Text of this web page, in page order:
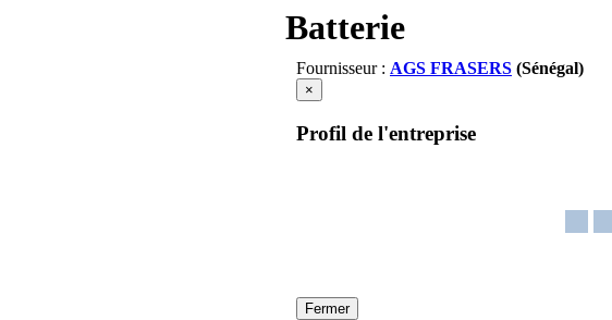
Batterie
Fournisseur : AGS FRASERS (Sénégal)
×
Profil de l'entreprise
Fermer